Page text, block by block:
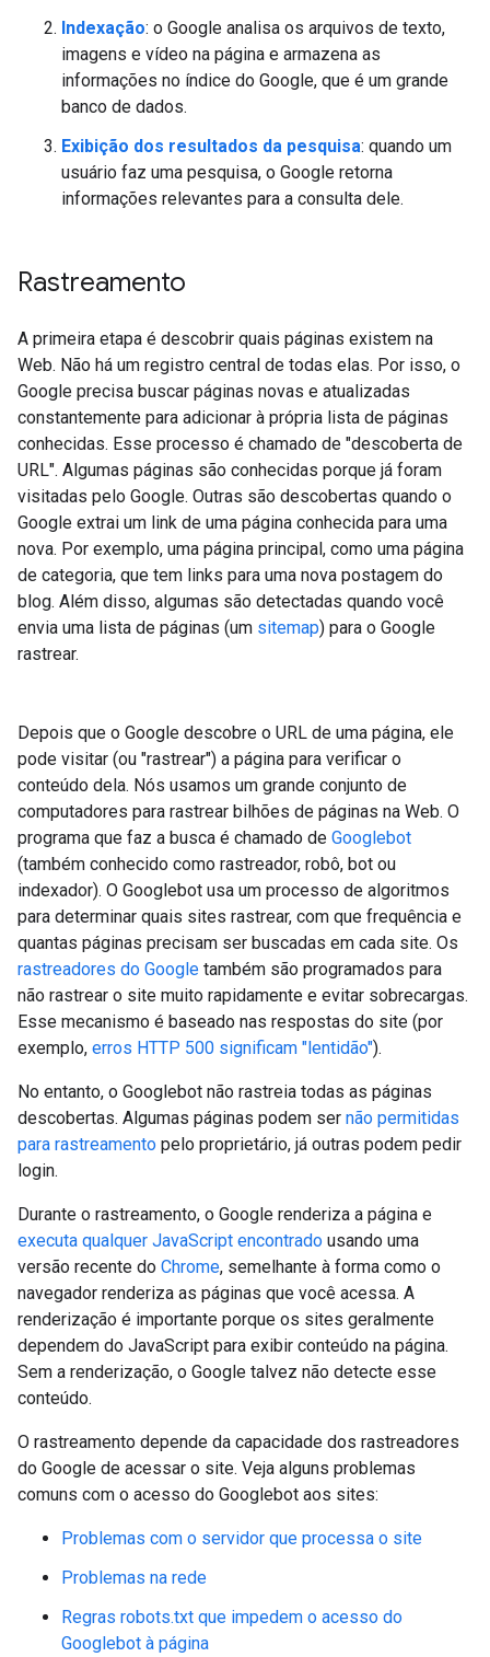
Indexação: o Google analisa os arquivos de texto,
imagens e vídeo na página e armazena as
informações no índice do Google, que é um grande
banco de dados.
Exibição dos resultados da pesquisa: quando um
usuário faz uma pesquisa, o Google retorna
informações relevantes para a consulta dele.
Rastreamento
A primeira etapa é descobrir quais páginas existem na
Web. Não há um registro central de todas elas. Por isso, o
Google precisa buscar páginas novas e atualizadas
constantemente para adicionar à própria lista de páginas
conhecidas. Esse processo é chamado de "descoberta de
URL". Algumas páginas são conhecidas porque já foram
visitadas pelo Google. Outras são descobertas quando o
Google extrai um link de uma página conhecida para uma
nova. Por exemplo, uma página principal, como uma página
de categoria, que tem links para uma nova postagem do
blog. Além disso, algumas são detectadas quando você
envia uma lista de páginas (um sitemap) para o Google
rastrear.
Depois que o Google descobre o URL de uma página, ele
pode visitar (ou "rastrear") a página para verificar o
conteúdo dela. Nós usamos um grande conjunto de
computadores para rastrear bilhões de páginas na Web. O
programa que faz a busca é chamado de Googlebot
(também conhecido como rastreador, robô, bot ou
indexador). O Googlebot usa um processo de algoritmos
para determinar quais sites rastrear, com que frequência e
quantas páginas precisam ser buscadas em cada site. Os
rastreadores do Google também são programados para
não rastrear o site muito rapidamente e evitar sobrecargas.
Esse mecanismo é baseado nas respostas do site (por
exemplo, erros HTTP 500 significam "lentidão").
No entanto, o Googlebot não rastreia todas as páginas
descobertas. Algumas páginas podem ser não permitidas
para rastreamento pelo proprietário, já outras podem pedir
login.
Durante o rastreamento, o Google renderiza a página e
executa qualquer JavaScript encontrado usando uma
versão recente do Chrome, semelhante à forma como o
navegador renderiza as páginas que você acessa. A
renderização é importante porque os sites geralmente
dependem do JavaScript para exibir conteúdo na página.
Sem a renderização, o Google talvez não detecte esse
conteúdo.
O rastreamento depende da capacidade dos rastreadores
do Google de acessar o site. Veja alguns problemas
comuns com o acesso do Googlebot aos sites:
Problemas com o servidor que processa o site
Problemas na rede
Regras robots.txt que impedem o acesso do
Googlebot à página